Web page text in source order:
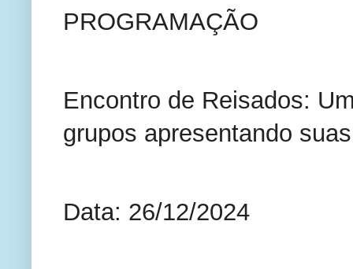
PROGRAMAÇÃO
Encontro de Reisados:
grupos apresentando
Data: 26/12/2024